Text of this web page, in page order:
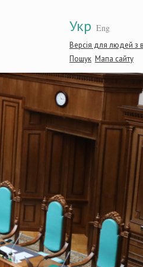
Укр Eng
Версія для людей з
Пошук Мапа сайту